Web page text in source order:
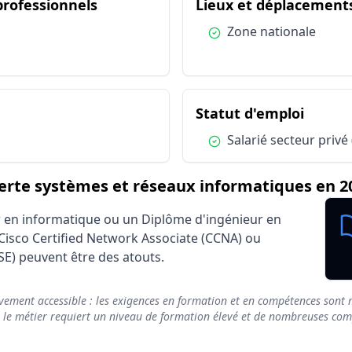
Facteur d'influence
Impact sur la
Contrainte
Salariés
Avantage
Salarié secteur privé (CDI, CDD)Avantage
du métier Expert / Experte
Lieux et
Condition :
Zone nationale
/ Experte systèmes et réseaux informatiques
Statut d'emploidu
Condition :
Salarié secteur privé
systèmes et réseaux informatiques en
en informatique ou un Diplôme d'ingénieur en
Certified Network Associate (CCNA) ou
peuvent être des atouts.
accessible : les exigences en formation et en compétences
métier requiert un niveau de formation élevé et de nombreuses